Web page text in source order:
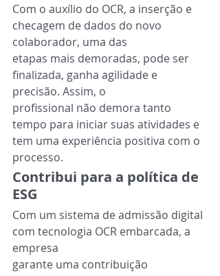
Com o auxílio do OCR, a inserção e
checagem de dados do novo
colaborador, uma das
etapas mais demoradas, pode ser
finalizada, ganha agilidade e
precisão. Assim, o
profissional não demora tanto
tempo para iniciar suas atividades e
tem uma experiência positiva com o
processo.
Contribui para a política de
ESG
Com um sistema de admissão digital
com tecnologia OCR embarcada, a
empresa
garante uma contribuição